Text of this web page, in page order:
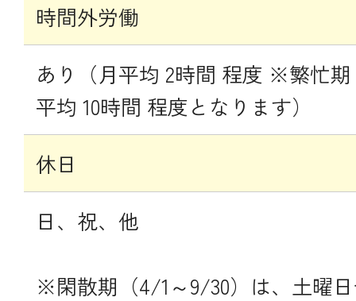
時間外労働
あり（月平均 2時間 程度 ※繁忙期
平均 10時間 程度となります）
休日
日、祝、他
※閑散期（4/1～9/30）は、土曜